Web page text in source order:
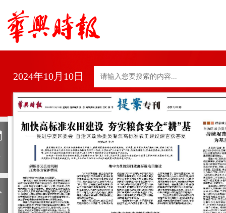
2024年10月10日